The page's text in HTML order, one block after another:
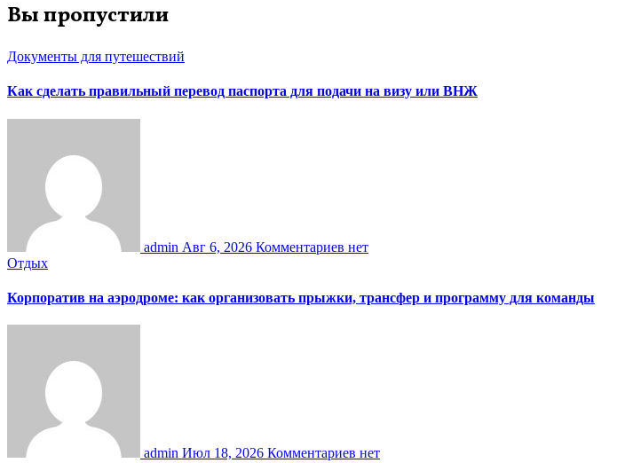
Вы пропустили
Документы для путешествий
Как сделать правильный перевод паспорта для подачи на визу или ВНЖ
admin Авг 6, 2026 Комментариев нет
Отдых
Корпоратив на аэродроме: как организовать прыжки, трансфер и программу для команды
admin Июл 18, 2026 Комментариев нет